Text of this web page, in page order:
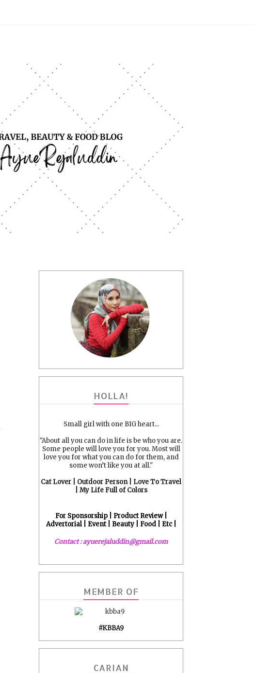
HOLLA!
Small girl with one BIG heart...
"About all you can do in life is be who you are.
Some people will love you for you. Most will
love you for what you can do for them, and
some won’t like you at all."
Cat Lover | Outdoor Person | Love To Travel
| My Life Full of Colors
For Sponsorship | Product Review |
Advertorial | Event | Beauty | Food | Etc |
Contact : ayuerejaluddin@gmail.com
MEMBER OF
#KBBA9
CARIAN